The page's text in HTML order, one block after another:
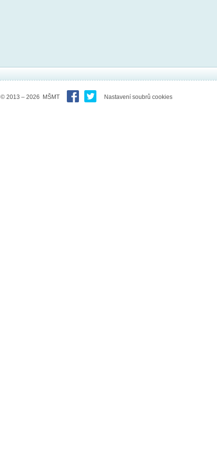
© 2013 – 2026 MŠMT Nastavení soubrů cookies